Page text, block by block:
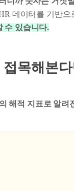
데이터를 기반
수 있습니다.
목해본다
해적 지표로 알